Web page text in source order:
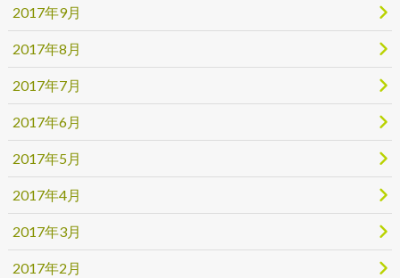
2017年9月
2017年8月
2017年7月
2017年6月
2017年5月
2017年4月
2017年3月
2017年2月